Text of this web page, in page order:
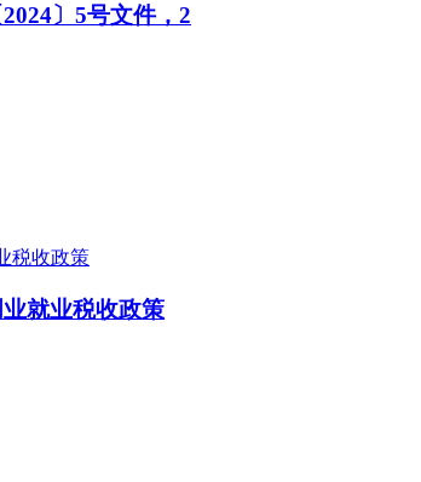
〕5号文件，2
就业税收政策